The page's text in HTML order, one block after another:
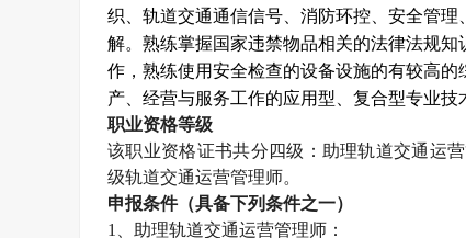
织、轨道交通通信信号、消防环控、安全管理
解。熟练掌握国家违禁物品相关的法律法规
作，熟练使用安全检查的设备设施的有较高
产、经营与服务工作的应用型、复合型专业技
职业资格等级
该职业资格证书共分四级：助理轨道交通运
级轨道交通运营管理师。
申报条件（具备下列条件之一）
1
、助理轨道交通运营管理师：